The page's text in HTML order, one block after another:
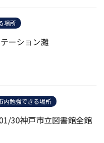
場所
ーション灘
内勉強できる場所
30神戸市立図書館全館